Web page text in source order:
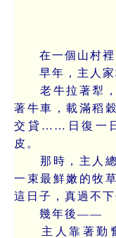
⊕潘
在一個山村裡
早年，主人家
老牛拉著犁，
著牛車，載滿稻
交貸……日復一
皮。
那時，主人總
一束最鮮嫩的牧
這日子，真過不下
幾年後——
主人靠著勤奮